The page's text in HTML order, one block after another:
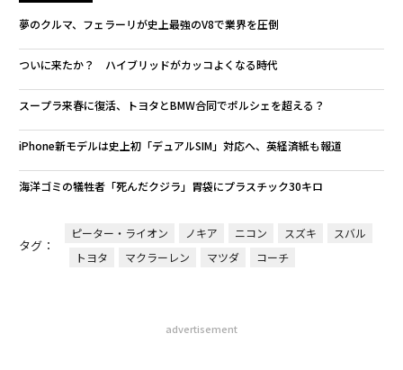
夢のクルマ、フェラーリが史上最強のV8で業界を圧倒
ついに来たか？ ハイブリッドがカッコよくなる時代
スープラ来春に復活、トヨタとBMW合同でポルシェを超える？
iPhone新モデルは史上初「デュアルSIM」対応へ、英経済紙も報道
海洋ゴミの犠牲者「死んだクジラ」胃袋にプラスチック30キロ
タグ：
ピーター・ライオン ノキア ニコン スズキ
スバル
トヨタ
マクラーレン マツダ コーチ
advertisement